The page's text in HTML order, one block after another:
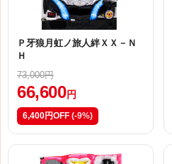
Ｐ牙狼月虹ノ旅人絆ＸＸ－Ｎ
Ｈ
73,000円
66,600 円
6,400円OFF (-9%)